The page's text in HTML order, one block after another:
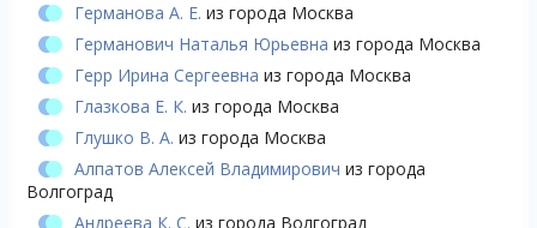
Германова А. Е. из города Москва
Германович Наталья Юрьевна из города Москва
Герр Ирина Сергеевна из города Москва
Глазкова Е. К. из города Москва
Глушко В. А. из города Москва
Алпатов Алексей Владимирович из города
Волгоград
Андреева К. С. из города Волгоград